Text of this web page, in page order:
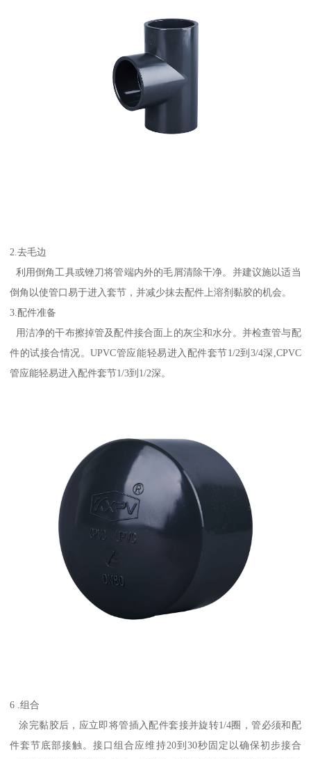
2.去毛边
利用倒角工具或锉刀将管端内外的毛屑清除干净。并建议施以适当
倒角以使管口易于进入套节，并减少抹去配件上溶剂黏胶的机会。
3.配件准备
用洁净的干布擦掉管及配件接合面上的灰尘和水分。并检查管与配
件的试接合情况。UPVC管应能轻易进入配件套节1/2到3/4深,CPVC
管应能轻易进入配件套节1/3到1/2深。
6 .组合
涂完黏胶后，应立即将管插入配件套接并旋转1/4圈，管必须和配
件套节底部接触。接口组合应维持20到30秒固定以确保初步接合